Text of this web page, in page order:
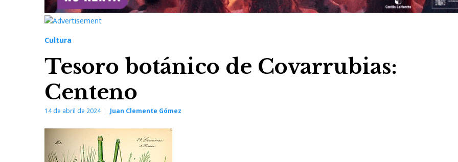
Cultura
Tesoro botánico de Covarrubias:
Centeno
14 de abril de 2024 Juan Clemente Gómez